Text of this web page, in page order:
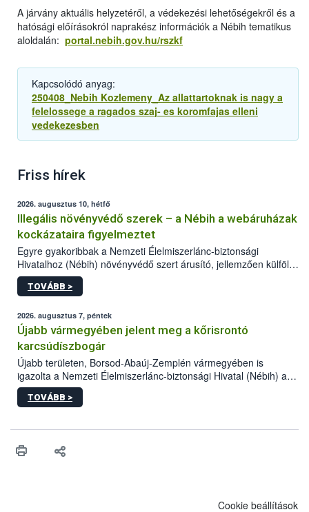
A járvány aktuális helyzetéről, a védekezési lehetőségekről és a
hatósági előírásokról naprakész információk a Nébih tematikus
aloldalán: portal.nebih.gov.hu/rszkf
Kapcsolódó anyag:
250408_Nebih Kozlemeny_Az allattartoknak is nagy a
felelossege a ragados szaj- es koromfajas elleni
vedekezesben
Friss hírek
2026. augusztus 10, hétfő
Illegális növényvédő szerek – a Nébih a webáruházak
kockázataira figyelmeztet
Egyre gyakoribbak a Nemzeti Élelmiszerlánc-biztonsági
Hivatalhoz (Nébih) növényvédő szert árusító, jellemzően külföldi
honlapok kapcsán érkező bejelentések. Emellett az ilyen
termékeket kínáló kéretlen online reklámok mennyisége is
összegyűjtötte az illegális növényvédő szerek kapcsán
előforduló árulkodó jeleket, valamint a webáruházakból való
vásárlás kockázatait.
TOVÁBB >
2026. augusztus 7, péntek
Újabb vármegyében jelent meg a kőrisrontó
karcsúdíszbogár
Újabb területen, Borsod-Abaúj-Zemplén vármegyében is
igazolta a Nemzeti Élelmiszerlánc-biztonsági Hivatal (Nébih) a
kőrisrontó karcsúdíszbogár (Agrilus planipennis) jelenlétét. A
kártevőt nem csak színcsapdában találták meg, de már fertőzött
az intenzív felderítést, emellett az intézkedéseket a szlovák
TOVÁBB >
Cookie beállítások